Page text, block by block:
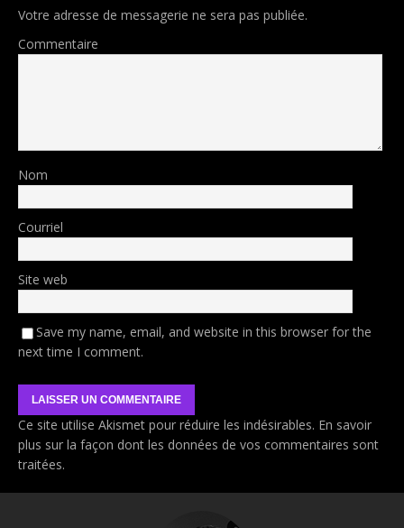
Votre adresse de messagerie ne sera pas publiée.
Commentaire
Nom
Courriel
Site web
Save my name, email, and website in this browser for the
next time I comment.
Ce site utilise Akismet pour réduire les indésirables. En savoir
plus sur la façon dont les données de vos commentaires sont
traitées.